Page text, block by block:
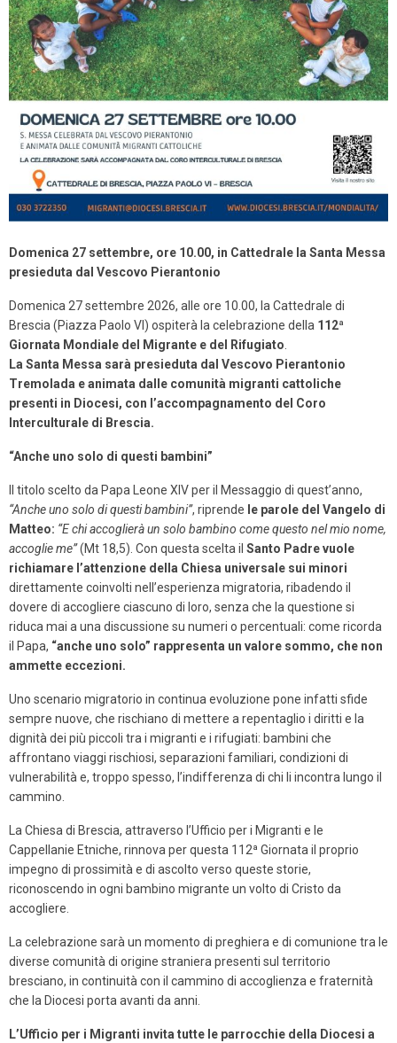
Domenica 27 settembre, ore 10.00, in Cattedrale la Santa Messa
presieduta dal Vescovo Pierantonio
Domenica 27 settembre 2026, alle ore 10.00, la Cattedrale di
Brescia (Piazza Paolo VI) ospiterà la celebrazione della 112ª
Giornata Mondiale del Migrante e del Rifugiato.
La Santa Messa sarà presieduta dal Vescovo Pierantonio
Tremolada e animata dalle comunità migranti cattoliche
presenti in Diocesi, con l’accompagnamento del Coro
Interculturale di Brescia.
“Anche uno solo di questi bambini”
Il titolo scelto da Papa Leone XIV per il Messaggio di quest’anno,
“Anche uno solo di questi bambini”, riprende le parole del Vangelo di
Matteo: “E chi accoglierà un solo bambino come questo nel mio nome,
accoglie me”(Mt 18,5). Con questa scelta il Santo Padre vuole
richiamare l’attenzione della Chiesa universale sui minori
direttamente coinvolti nell’esperienza migratoria, ribadendo il
dovere di accogliere ciascuno di loro, senza che la questione si
riduca mai a una discussione su numeri o percentuali: come ricorda
il Papa, “anche uno solo” rappresenta un valore sommo, che non
ammette eccezioni.
Uno scenario migratorio in continua evoluzione pone infatti sfide
sempre nuove, che rischiano di mettere a repentaglio i diritti e la
dignità dei più piccoli tra i migranti e i rifugiati: bambini che
affrontano viaggi rischiosi, separazioni familiari, condizioni di
vulnerabilità e, troppo spesso, l’indifferenza di chi li incontra lungo il
cammino.
La Chiesa di Brescia, attraverso l’Ufficio per i Migranti e le
Cappellanie Etniche, rinnova per questa 112ª Giornata il proprio
impegno di prossimità e di ascolto verso queste storie,
riconoscendo in ogni bambino migrante un volto di Cristo da
accogliere.
La celebrazione sarà un momento di preghiera e di comunione tra le
diverse comunità di origine straniera presenti sul territorio
bresciano, in continuità con il cammino di accoglienza e fraternità
che la Diocesi porta avanti da anni.
L’Ufficio per i Migranti invita tutte le parrocchie della Diocesi a